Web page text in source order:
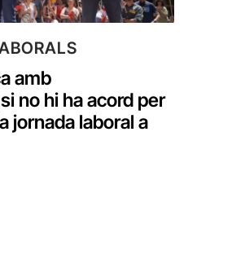
amb
no hi ha acord per
jornada laboral a